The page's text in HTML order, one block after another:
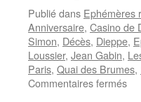
Publié dans Ephémères
Anniversaire, Casino de
Simon, Décès, Dieppe,
Loussier, Jean Gabin,
Paris, Quai des Brumes,
Commentaires ferméssur